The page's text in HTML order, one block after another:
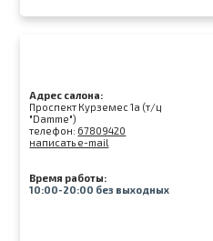
Адрес салона:
Проспект Курземес 1а (т/ц
"Damme")
телефон: 67809420
написать e-mail
Время работы:
10:00-20:00 без выходных